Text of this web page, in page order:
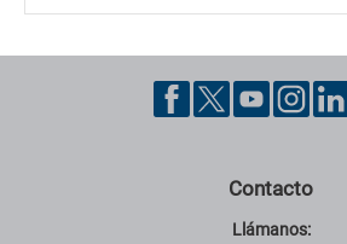
Contacto
Llámanos: